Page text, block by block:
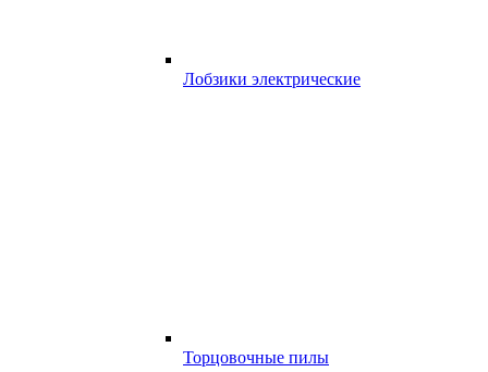
Лобзики электрические
Торцовочные пилы